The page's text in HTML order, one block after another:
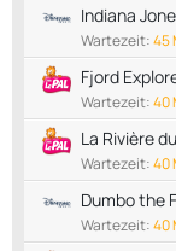
Indiana
Wartezeit:45
Fjord
Wartezeit:40
La Rivière
Wartezeit:40
Dumbo the
Wartezeit:40